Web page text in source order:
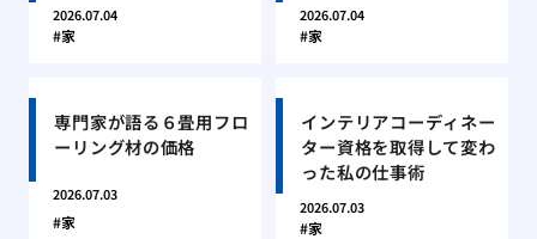
2026.07.04
家
2026.07.04
家
専門家が語る６畳用フロ
ーリング材の価格
2026.07.03
家
インテリアコーディネー
ター資格を取得して変わ
った私の仕事術
2026.07.03
家